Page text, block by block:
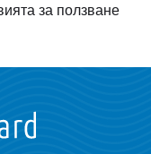
за ползване